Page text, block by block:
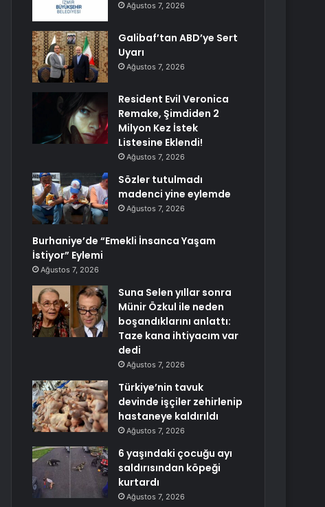
Ağustos 7, 2026
Galibaf’tan ABD’ye Sert
Uyarı
Ağustos 7, 2026
Resident Evil Veronica
Remake, Şimdiden 2
Milyon Kez İstek
Listesine Eklendi!
Ağustos 7, 2026
Sözler tutulmadı
madenci yine eylemde
Ağustos 7, 2026
Burhaniye’de “Emekli İnsanca Yaşam
İstiyor” Eylemi
Ağustos 7, 2026
Suna Selen yıllar sonra
Münir Özkul ile neden
boşandıklarını anlattı:
Taze kana ihtiyacım var
dedi
Ağustos 7, 2026
Türkiye’nin tavuk
devinde işçiler zehirlenip
hastaneye kaldırıldı
Ağustos 7, 2026
6 yaşındaki çocuğu ayı
saldırısından köpeği
kurtardı
Ağustos 7, 2026